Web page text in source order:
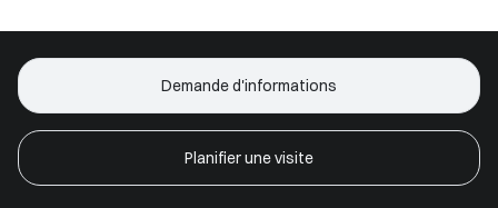
Demande d'informations
Planifier une visite